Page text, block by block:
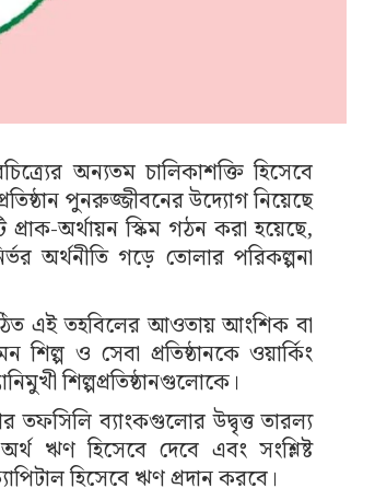
অন্যতম চালিকাশক্তি হিসেবে
পুনরুজ্জীবনের উদ্যোগ নিয়েছে
অর্থায়ন স্কিম গঠন করা হয়েছে,
অর্থনীতি গড়ে তোলার পরিকল্পনা
এই তহবিলের আওতায় আংশিক বা
ও সেবা প্রতিষ্ঠানকে ওয়ার্কিং
শিল্পপ্রতিষ্ঠানগুলোকে।
তফসিলি ব্যাংকগুলোর উদ্বৃত্ত তারল্য
ঋণ হিসেবে দেবে এবং সংশ্লিষ্ট
হিসেবে ঋণ প্রদান করবে।